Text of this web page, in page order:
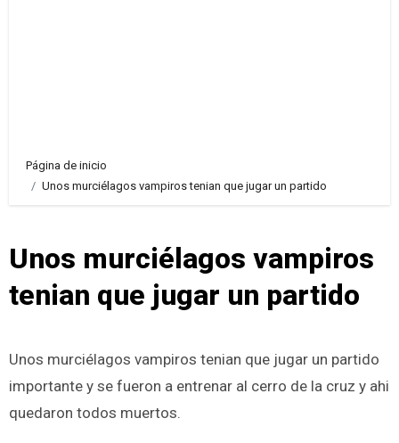
Página de inicio
Unos murciélagos vampiros tenian que jugar un partido
Unos murciélagos vampiros
tenian que jugar un partido
Unos murciélagos vampiros tenian que jugar un partido
importante y se fueron a entrenar al cerro de la cruz y ahi
quedaron todos muertos.